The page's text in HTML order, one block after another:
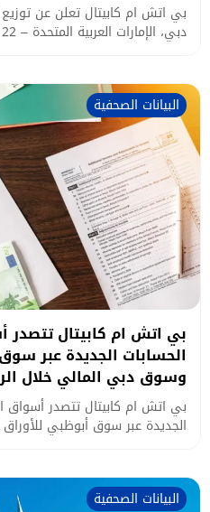
دبي، الإمارات العربية المتحدة – 22 أبريل 2026: أعلنت...
البيانات الصحفية
بي اتش ام كابيتال تتصدر
الحسابات الجديدة عبر
وسوق دبي المالي خلال الربع
بي اتش ام كابيتال تتصدر أسواق
الجديدة عبر سوق أبوظبي
البيانات الصحفية